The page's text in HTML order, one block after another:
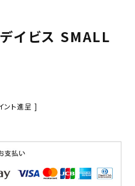
イビス SMALL
ント進呈 ]